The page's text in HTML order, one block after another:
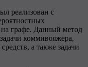
реализован с
графе. Данный метод
коммивояжера,
а также задачи